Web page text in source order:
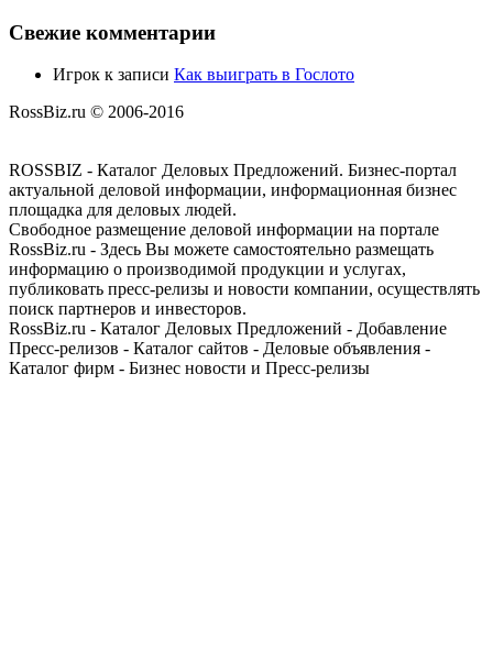
Свежие комментарии
Игрок к записи Как выиграть в Гослото
RossBiz.ru © 2006-2016
ROSSBIZ - Каталог Деловых Предложений. Бизнес-портал
актуальной деловой информации, информационная бизнес
площадка для деловых людей.
Свободное размещение деловой информации на портале
RossBiz.ru - Здесь Вы можете самостоятельно размещать
информацию о производимой продукции и услугах,
публиковать пресс-релизы и новости компании, осуществлять
поиск партнеров и инвесторов.
RossBiz.ru - Каталог Деловых Предложений - Добавление
Пресс-релизов - Каталог сайтов - Деловые объявления -
Каталог фирм - Бизнес новости и Пресс-релизы